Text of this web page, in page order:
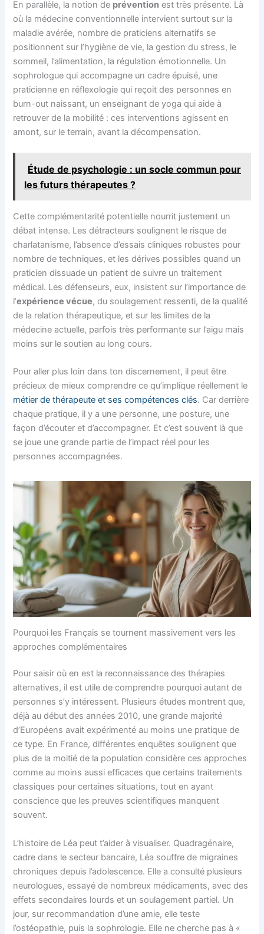
En parallèle, la notion de prévention est très présente. Là
où la médecine conventionnelle intervient surtout sur la
maladie avérée, nombre de praticiens alternatifs se
positionnent sur l’hygiène de vie, la gestion du stress, le
sommeil, l’alimentation, la régulation émotionnelle. Un
sophrologue qui accompagne un cadre épuisé, une
praticienne en réflexologie qui reçoit des personnes en
burn-out naissant, un enseignant de yoga qui aide à
retrouver de la mobilité : ces interventions agissent en
amont, sur le terrain, avant la décompensation.
Étude de psychologie : un socle commun pour
les futurs thérapeutes ?
Cette complémentarité potentielle nourrit justement un
débat intense. Les détracteurs soulignent le risque de
charlatanisme, l’absence d’essais cliniques robustes pour
nombre de techniques, et les dérives possibles quand un
praticien dissuade un patient de suivre un traitement
médical. Les défenseurs, eux, insistent sur l’importance de
l’expérience vécue, du soulagement ressenti, de la qualité
de la relation thérapeutique, et sur les limites de la
médecine actuelle, parfois très performante sur l’aigu mais
moins sur le soutien au long cours.
Pour aller plus loin dans ton discernement, il peut être
précieux de mieux comprendre ce qu’implique réellement le
métier de thérapeute et ses compétences clés. Car derrière
chaque pratique, il y a une personne, une posture, une
façon d’écouter et d’accompagner. Et c’est souvent là que
se joue une grande partie de l’impact réel pour les
personnes accompagnées.
Pourquoi les Français se tournent massivement vers les
approches complémentaires
Pour saisir où en est la reconnaissance des thérapies
alternatives, il est utile de comprendre pourquoi autant de
personnes s’y intéressent. Plusieurs études montrent que,
déjà au début des années 2010, une grande majorité
d’Européens avait expérimenté au moins une pratique de
ce type. En France, différentes enquêtes soulignent que
plus de la moitié de la population considère ces approches
comme au moins aussi efficaces que certains traitements
classiques pour certaines situations, tout en ayant
conscience que les preuves scientifiques manquent
souvent.
L’histoire de Léa peut t’aider à visualiser. Quadragénaire,
cadre dans le secteur bancaire, Léa souffre de migraines
chroniques depuis l’adolescence. Elle a consulté plusieurs
neurologues, essayé de nombreux médicaments, avec des
effets secondaires lourds et un soulagement partiel. Un
jour, sur recommandation d’une amie, elle teste
l’ostéopathie, puis la sophrologie. Elle ne cherche pas à «